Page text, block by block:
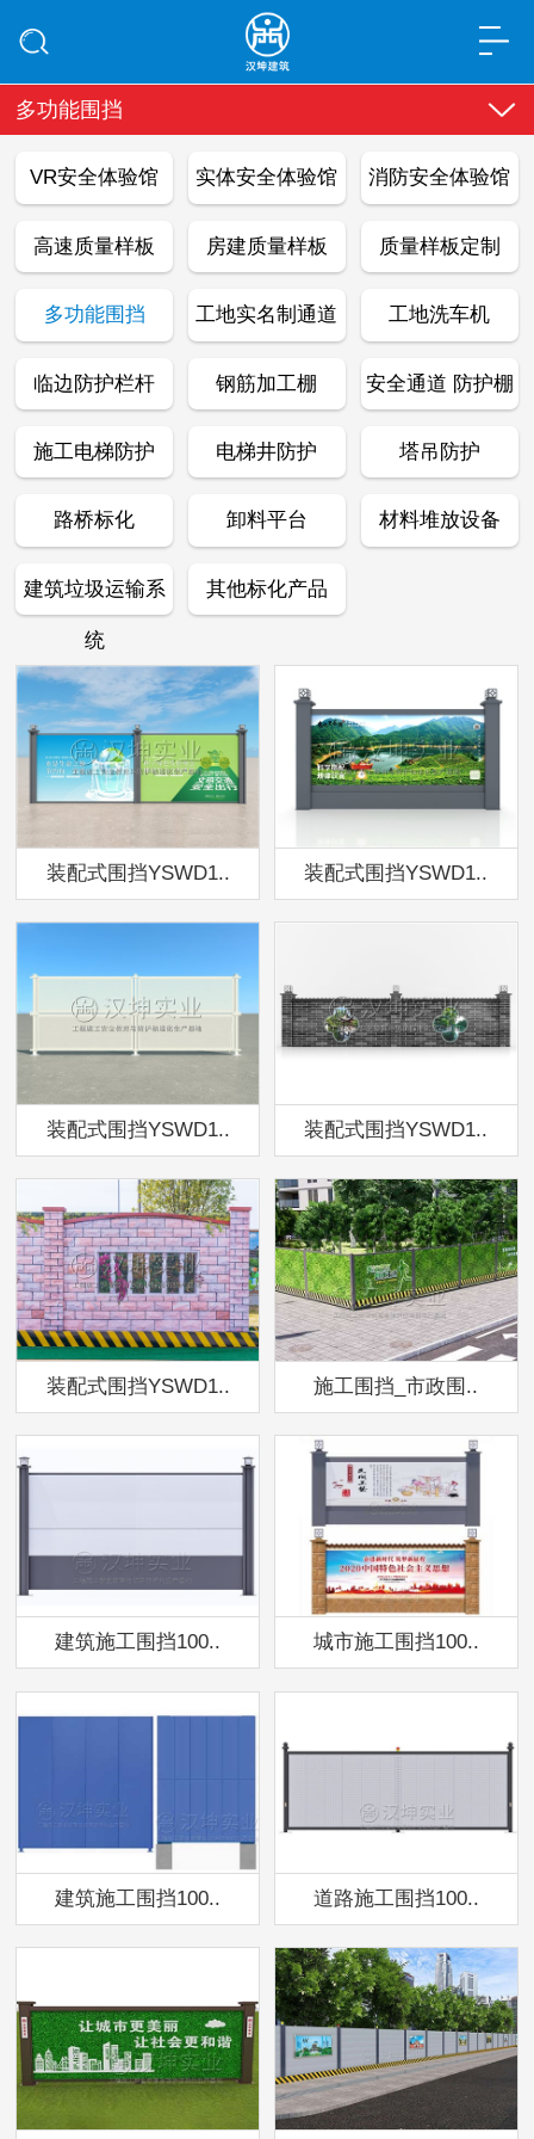
多功能围挡
VR安全体验馆 实体安全体验馆 消防安全体验馆
高速质量样板 房建质量样板 质量样板定制
多功能围挡 工地实名制通道 工地洗车机
临边防护栏杆 钢筋加工棚 安全通道 防护棚
施工电梯防护 电梯井防护 塔吊防护
路桥标化 卸料平台 材料堆放设备
建筑垃圾运输系
统
其他标化产品
装配式围挡YSWD1.. 装配式围挡YSWD1..
装配式围挡YSWD1.. 装配式围挡YSWD1..
装配式围挡YSWD1.. 施工围挡_市政围..
建筑施工围挡100.. 城市施工围挡100..
建筑施工围挡100.. 道路施工围挡100..